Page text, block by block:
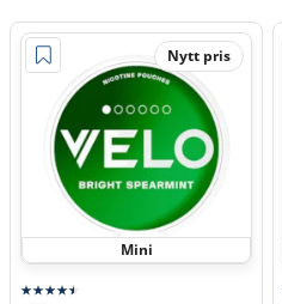
Nytt pris
Mini